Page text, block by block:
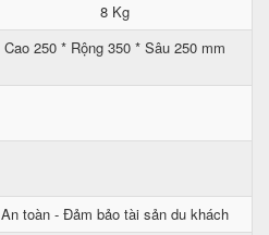
8 Kg
Cao 250 * Rộng 350 * Sâu 250 mm
An toàn - Đảm bảo tài sản du khách